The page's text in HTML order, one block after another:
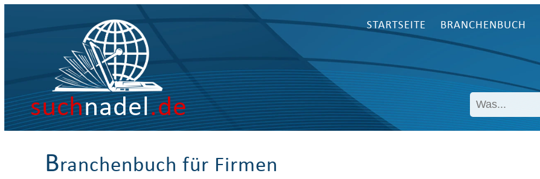
suchnadel.de
STARTSEITE BRANCHENBUCH
Branchenbuch für Firmen